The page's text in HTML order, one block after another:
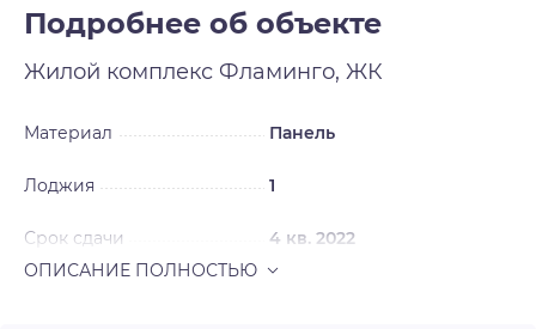
планировками. Отделка чистовая .
Подробнее об объекте
Жилой комплекс Фламинго, ЖК
Материал Панель
Лоджия 1
Срок сдачи 4 кв. 2022